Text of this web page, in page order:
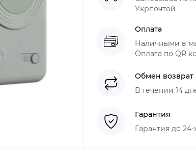
Укрпочтой
Оплата
Наличными в
Оплата по QR
Обмен возврат
В течении 14
Гарантия
Гарантия до